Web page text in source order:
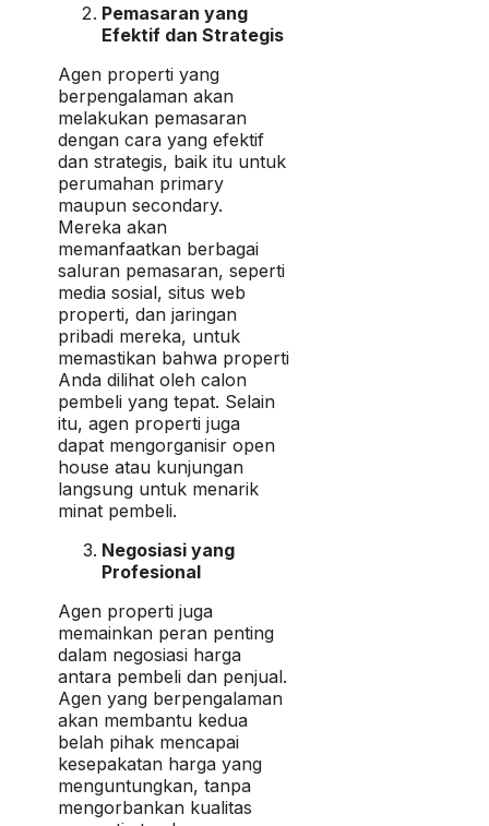
Pemasaran yang
Efektif dan Strategis
Agen properti yang
berpengalaman akan
melakukan pemasaran
dengan cara yang efektif
dan strategis, baik itu untuk
perumahan primary
maupun secondary.
Mereka akan
memanfaatkan berbagai
saluran pemasaran, seperti
media sosial, situs web
properti, dan jaringan
pribadi mereka, untuk
memastikan bahwa properti
Anda dilihat oleh calon
pembeli yang tepat. Selain
itu, agen properti juga
dapat mengorganisir open
house atau kunjungan
langsung untuk menarik
minat pembeli.
Negosiasi yang
Profesional
Agen properti juga
memainkan peran penting
dalam negosiasi harga
antara pembeli dan penjual.
Agen yang berpengalaman
akan membantu kedua
belah pihak mencapai
kesepakatan harga yang
menguntungkan, tanpa
mengorbankan kualitas